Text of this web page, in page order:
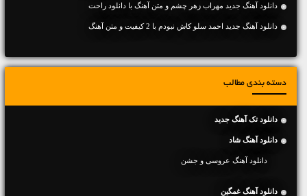
دانلود آهنگ جديد مهراب زهر چشم و متن آهنگ با دانلود راحت
دانلود آهنگ جديد احمد سلو کاش نبودم با 2 کیفیت و متن آهنگ
دسته بندی مطالب
دانلود تک آهنگ جدید
دانلود آهنگ شاد
دانلود آهنگ عروسی و جشن
دانلود آهنگ غمگین